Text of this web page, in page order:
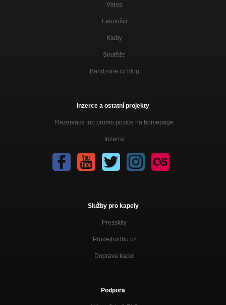
Videa
Fanoušci
Kluby
Soutěže
Bandzone.cz blog
Inzerce a ostatní projekty
Rezervace top promo pozice na homepage
Inzerce
Služby pro kapely
Presskity
Prodejhudbu.cz
Doprava kapel
Podpora